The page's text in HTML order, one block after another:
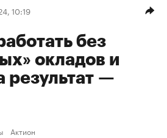
10:19
без
окладов и
результат —
Актион